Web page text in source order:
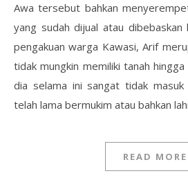
Awa tersebut bahkan
yang sudah dijual atau dibebaskan
pengakuan warga Kawasi, Arif
tidak mungkin memiliki tanah
dia selama ini sangat tidak
telah lama bermukim atau bahkan
READ MORE